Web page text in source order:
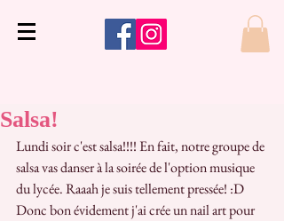
Salsa!
Lundi soir c'est salsa!!!! En fait, notre groupe de
salsa vas danser à la soirée de l'option musique
du lycée. Raaah je suis tellement pressée! :D
Donc bon évidement j'ai crée un nail art pour